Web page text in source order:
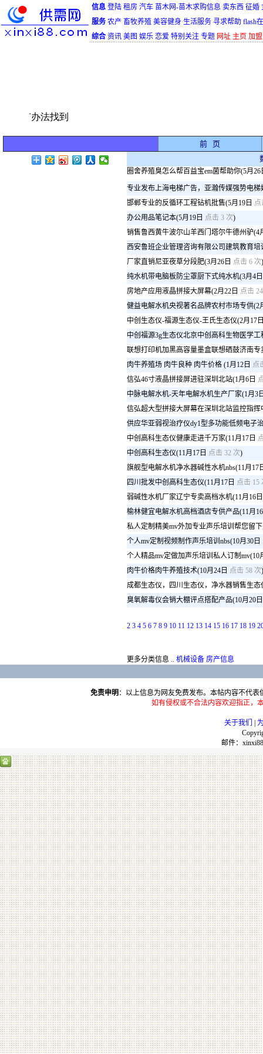
信息 登陆 租房 汽车 苗木网-苗木求购信息 卖东西 征婚
服务 农产 畜牧养殖 美容健身 生活服务 寻求帮助 flash
综合 资讯 美图 娱乐 恋爱 特别关注 专题 网址 主页 加盟
前 页
圈舍养殖臭怎么帮百益宝em菌帮助你(5月26
专业发布上海电梯广告，亚瀚传媒强势电梯
邯郸专业的反循环工程钻机批售(5月19日 点
办公用品笔记本(5月19日 点击 3 次)
销售鲁西黄牛波尔山羊西门塔尔牛德州驴(4
西安鲁班企业管理咨询有限公司建筑教育培
厂家直销尼亚夜草分段肥(3月26日 点击 6 次)
纯水机带电脑板防尘罩厨下式纯水机(3月4日
房地产应用液晶拼接大屏幕(2月22日 点击
健益电解水机央视著名品牌农村市场专供(2
中创生态仪-福源生态仪-王氏生态仪(2月17
中创福源3g生态仪北京中创高科生物医学工
联想打印机加黑高容量墨盒联想硒鼓济南专
肉牛养殖场 肉牛良种 肉牛价格 (1月12日 点
信弘46寸液晶拼接屏进驻深圳北站(1月6日
中脉电解水机-天年电解水机生产厂家(1月3
信弘超大型拼接大屏幕在深圳北站监控指挥
供应华亚弱视治疗仪dy1型多功能低频电子
中创高科生态仪健康走进千万家(11月17日
中创高科生态仪(11月17日 点击 32 次)
旗舰型电解水机净水器碱性水机nbs(11月17
四川批发中创高科生态仪(11月17日 点击 15
弱碱性水机厂家辽宁专卖高档水机(11月16日
榆林健宜电解水机高档酒店专供产品(11月
私人定制精美mv外加专业声乐培训帮您留
个人mv定制视频制作声乐培训nbs(10月30日
个人精品mv定做加声乐培训私人订制mv(10
肉牛价格肉牛养殖技术(10月24日 点击 58 次)
成都生态仪，四川生态仪，净水器销售生态
臭氧解毒仪会销大棚评点搭配产品(10月20日
2 3 4 5 6 7 8 9 10 11 12 13 14 15 16 17 18 19
更多分类信息 .. 机械设备 房产信息
免责申明 ：以上信息为网友免费发布。本帖内容不代
如有侵权或不合法内容欢迎指正，
关于我们
邮件：